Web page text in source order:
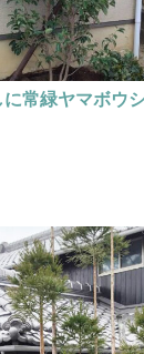
に常緑ヤマボウ